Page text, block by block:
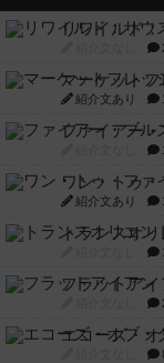
リワイルド
マーケットフ
紹介文あり
ファイアー
ワン・トゥ
紹介文あり
トランスオ
フラットアイ
エコーズ・オ